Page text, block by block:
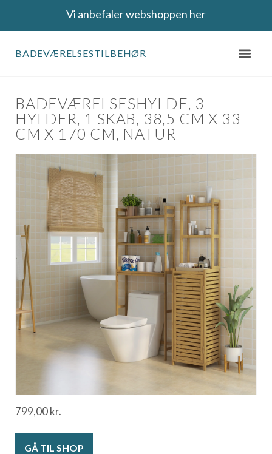
Vi anbefaler webshoppen her
BADEVÆRELSESTILBEHØR
BADEVÆRELSESHYLDE, 3
HYLDER, 1 SKAB, 38,5 CM X 33
CM X 170 CM, NATUR
799,00kr.
GÅ TIL SHOP